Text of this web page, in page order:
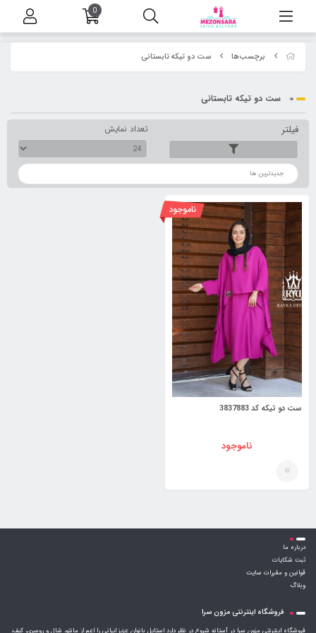
برچسب‌ها ست دو تیکه تابستانی
ست دو تیکه تابستانی
فیلتر تعداد نمایش
ترتیب
ست دو تیکه کد 3837883
ناموجود
ناموجود
درباره ما
ثبت شکایات
قوانین و مقررات سایت
وبلاگ
فروشگاه اینترنتی مزون سرا
فروشگاه اینترنتی مزون سرا در آستانه شروع در نظر دارد استایل بانوان عزیز ایرانی را اعم از مانتو، شال و روسری، کیف،
0